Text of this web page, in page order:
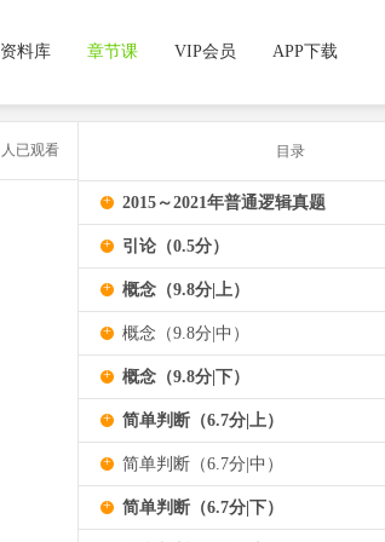
资料库 章节课 VIP会员 APP下载
人已观看 目录
+ 2015～2021年普通逻辑真题
+ 引论（0.5分）
+ 概念（9.8分|上）
+ 概念（9.8分|中）
+ 概念（9.8分|下）
+ 简单判断（6.7分|上）
+ 简单判断（6.7分|中）
+ 简单判断（6.7分|下）